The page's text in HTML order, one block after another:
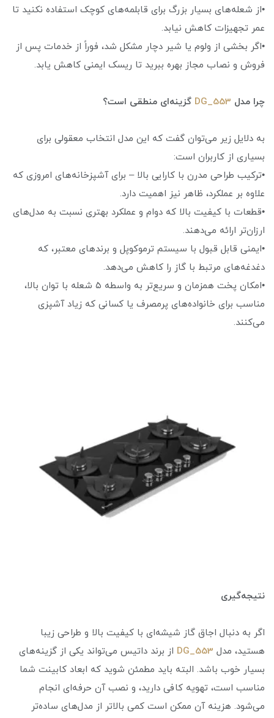
•از شعله‌های بسیار بزرگ برای قابلمه‌های کوچک استفاده نکنید تا
عمر تجهیزات کاهش نیابد.
•اگر بخشی از ولوم یا شیر دچار مشکل شد، فوراً از خدمات پس از
فروش و نصاب مجاز بهره ببرید تا ریسک ایمنی کاهش یابد.
چرا مدل DG_553 گزینه‌ای منطقی است؟
به دلایل زیر می‌توان گفت که این مدل انتخاب معقولی برای
بسیاری از کاربران است:
•ترکیب طراحی مدرن با کارایی بالا – برای آشپزخانه‌های امروزی که
علاوه بر عملکرد، ظاهر نیز اهمیت دارد.
•قطعات با کیفیت بالا که دوام و عملکرد بهتری نسبت به مدل‌های
ارزان‌تر ارائه می‌دهند.
•ایمنی قابل قبول با سیستم ترموکوپل و برندهای معتبر، که
دغدغه‌های مرتبط با گاز را کاهش می‌دهد.
•امکان پخت همزمان و سریع‌تر به واسطه ۵ شعله با توان بالا،
مناسب برای خانواده‌های پرمصرف یا کسانی که زیاد آشپزی
می‌کنند.
نتیجه‌گیری
اگر به دنبال اجاق گاز شیشه‌ای با کیفیت بالا و طراحی زیبا
هستید، مدل DG_553 از برند داتیس می‌تواند یکی از گزینه‌های
بسیار خوب باشد. البته باید مطمئن شوید که ابعاد کابینت شما
مناسب است، تهویه کافی دارید، و نصب آن حرفه‌ای انجام
می‌شود. هزینه آن ممکن است کمی بالاتر از مدل‌های ساده‌تر